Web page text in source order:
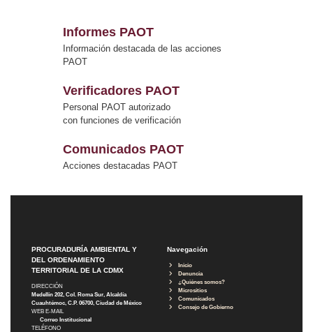
Informes PAOT
Información destacada de las acciones
PAOT
Verificadores PAOT
Personal PAOT autorizado
con funciones de verificación
Comunicados PAOT
Acciones destacadas PAOT
PROCURADURÍA AMBIENTAL Y
DEL ORDENAMIENTO
TERRITORIAL DE LA CDMX
DIRECCIÓN
Medellín 202, Col. Roma Sur, Alcaldía
Cuauhtémoc, C.P. 06700, Ciudad de México
WEB E-MAIL
Correo Institucional
TELÉFONO
Navegación
Inicio
Denuncia
¿Quiénes somos?
Micrositios
Comunicados
Consejo de Gobierno